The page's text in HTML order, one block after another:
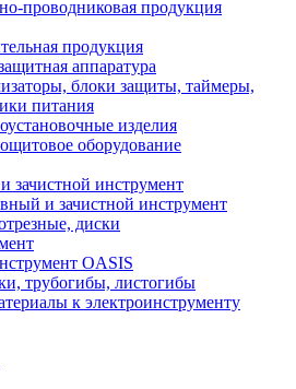
проводниковая продукция
продукция
аппаратура
блоки защиты, таймеры,
питания
изделия
оборудование
зачистной инструмент
и зачистной инструмент
диски
OASIS
трубогибы, листогибы
к электроинструменту